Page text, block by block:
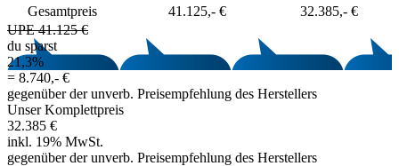
Gesamtpreis 41.125,- €
32.385,- €
UPE 41.125 €
du sparst
21,3%
= 8.740,- €
gegenüber der unverb. Preisempfehlung des Herstellers
Unser Komplettpreis
32.385 €
inkl. 19% MwSt.
gegenüber der unverb. Preisempfehlung des Herstellers